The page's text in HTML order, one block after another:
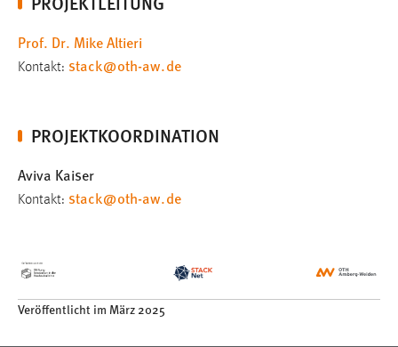
Prof. Dr. Mike Altieri
Kontakt: stack@oth-aw.de
PROJEKTKOORDINATION
Aviva Kaiser
Kontakt: stack@oth-aw.de
Veröffentlicht im März 2025